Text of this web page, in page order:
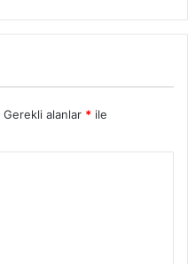
Gerekli alanlar * ile